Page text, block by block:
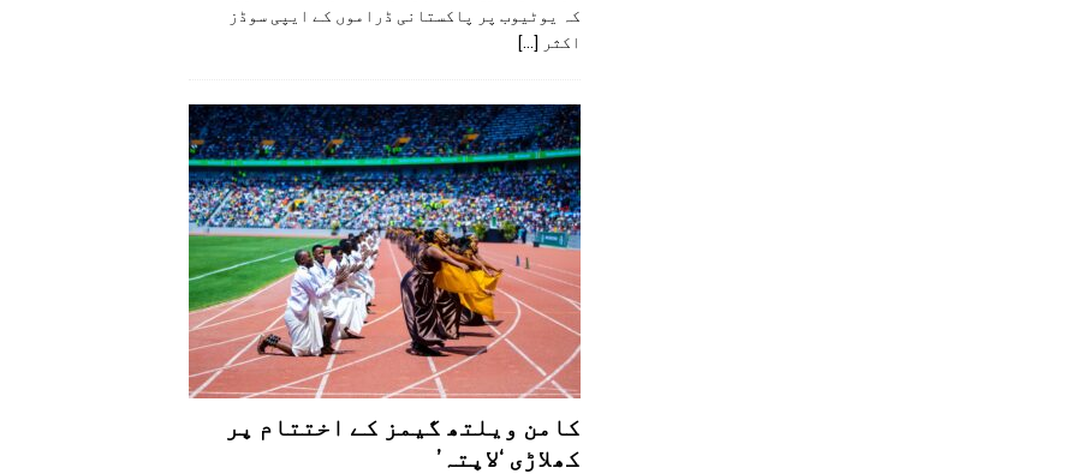
کہ یوٹیوب پر پاکستانی ڈراموں کے ایپی سوڈز
اکثر
[...]
کامن ویلتھ گیمز کے اختتام پر
کھلاڑی ‘لاپتہ’